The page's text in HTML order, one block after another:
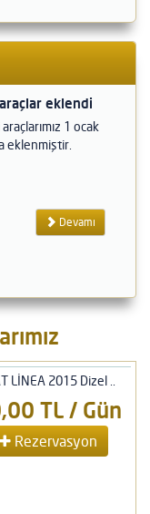
eklendi
1 ocak
eklenmiştir.
Devamı
LİNEA 2015 Dizel ..
TL / Gün
Rezervasyon